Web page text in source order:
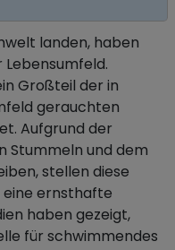
landen, haben
Lebensumfeld.
Großteil der in
gerauchten
Aufgrund der
Stummeln und dem
stellen diese
eine ernsthafte
haben gezeigt,
für schwimmendes